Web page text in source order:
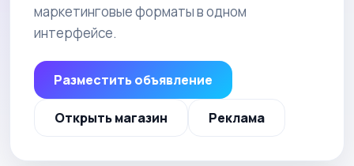
маркетинговые форматы в одном
интерфейсе.
Разместить объявление
Открыть магазин Реклама